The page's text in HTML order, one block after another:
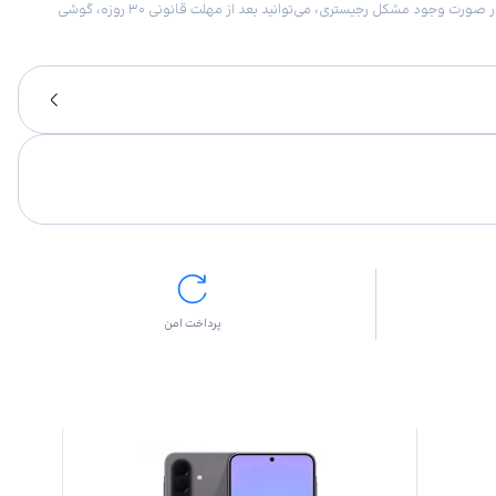
امکان برگشت کالا در گروه موبایل با دلیل “انصراف از خرید“ تنها در صورتی مورد قبول است که پلمب کالا باز نشده باشد. تمام گوشی‌های جی‌اس‌ام ضمانت رجیستری دارند. در صورت وجود مشکل رجیستری، می‌توانید بعد از مهلت قانونی ۳۰ روزه، گوشی
پرداخت امن